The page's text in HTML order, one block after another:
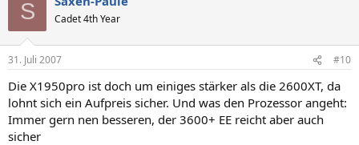
S Cadet 4th Year
31. Juli 2007 #10
Die X1950pro ist doch um einiges stärker als die 2600XT, da
lohnt sich ein Aufpreis sicher. Und was den Prozessor angeht:
Immer gern nen besseren, der 3600+ EE reicht aber auch
sicher